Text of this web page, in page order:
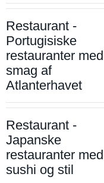
Restaurant -
Portugisiske
restauranter med
smag af
Atlanterhavet
Restaurant -
Japanske
restauranter med
sushi og stil